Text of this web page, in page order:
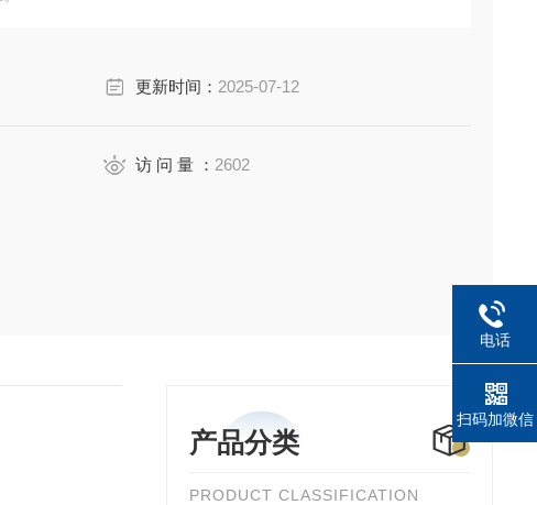
更新时间： 2025-07-12
访 问 量 ： 2602
产品分类
PRODUCT CLASSIFICATION
电话
扫码加微信